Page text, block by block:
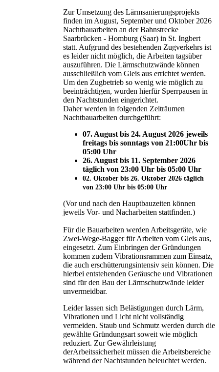
Zur Umsetzung des Lärmsanierungsprojekts
finden im August, September und Oktober 2026
Nachtbauarbeiten an der Bahnstrecke
Saarbrücken - Homburg (Saar) in St. Ingbert
statt. Aufgrund des bestehenden Zugverkehrs ist
es leider nicht möglich, die Arbeiten tagsüber
auszuführen. Die Lärmschutzwände können
ausschließlich vom Gleis aus errichtet werden.
Um den Zugbetrieb so wenig wie möglich zu
beeinträchtigen, wurden hierfür Sperrpausen in
den Nachtstunden eingerichtet.
Daher werden in folgenden Zeiträumen
Nachtbauarbeiten durchgeführt:
07. August bis 24. August 2026 jeweils
freitags bis sonntags von 21:00Uhr bis
05:00 Uhr
26. August bis 11. September 2026
täglich von 23:00 Uhr bis 05:00 Uhr
02. Oktober bis 26. Oktober 2026 täglich
von 23:00 Uhr bis 05:00 Uhr
(Vor und nach den Hauptbauzeiten können
jeweils Vor- und Nacharbeiten stattfinden.)
Für die Bauarbeiten werden Arbeitsgeräte, wie
Zwei-Wege-Bagger für Arbeiten vom Gleis aus,
eingesetzt. Zum Einbringen der Gründungen
kommen zudem Vibrationsrammen zum Einsatz,
die auch erschütterungsintensiv sein können. Die
hierbei entstehenden Geräusche und Vibrationen
sind für den Bau der Lärmschutzwände leider
unvermeidbar.
Leider lassen sich Belästigungen durch Lärm,
Vibrationen und Licht nicht vollständig
vermeiden. Staub und Schmutz werden durch die
gewählte Gründungsart soweit wie möglich
reduziert. Zur Gewährleistung
derArbeitssicherheit müssen die Arbeitsbereiche
während der Nachtstunden beleuchtet werden.